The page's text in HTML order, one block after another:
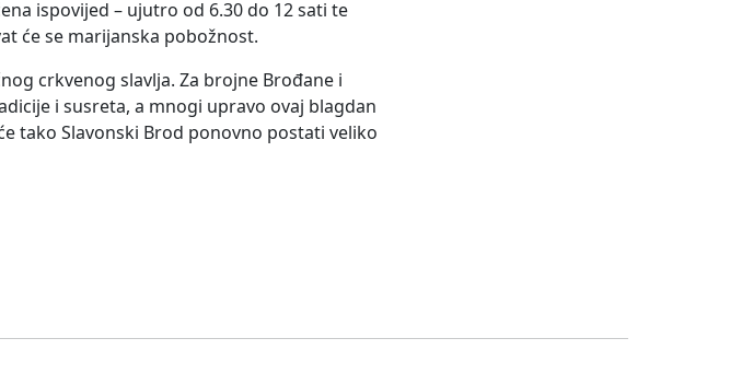
ispovijed – ujutro od 6.30 do 12 sati te
će se marijanska pobožnost.
crkvenog slavlja. Za brojne Brođane i
i susreta, a mnogi upravo ovaj blagdan
tako Slavonski Brod ponovno postati veliko